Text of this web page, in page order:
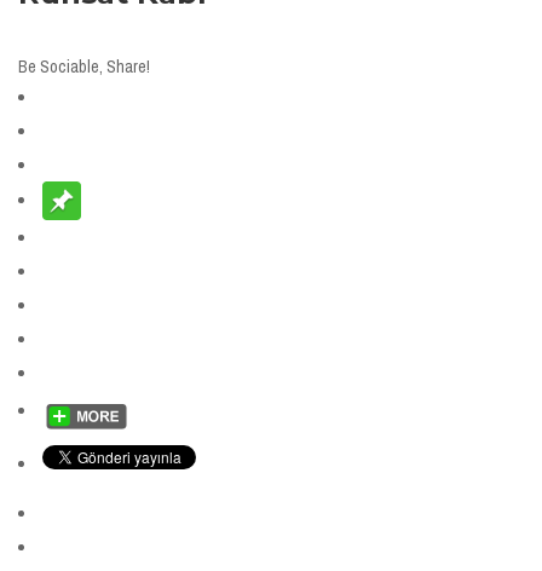
Be Sociable, Share!